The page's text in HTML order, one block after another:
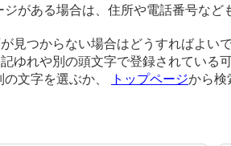
ジがある場合は、住所や電話番号など
見つからない場合はどうすればよい
ゆれや別の頭文字で登録されている
の文字を選ぶか、 トップページから検